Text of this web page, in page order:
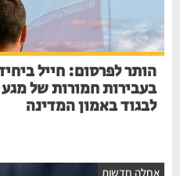
הותר לפרסום: חייל
בעבירות חמורות של מגע
לבגוד באמון המדינה
אחלה חדשות